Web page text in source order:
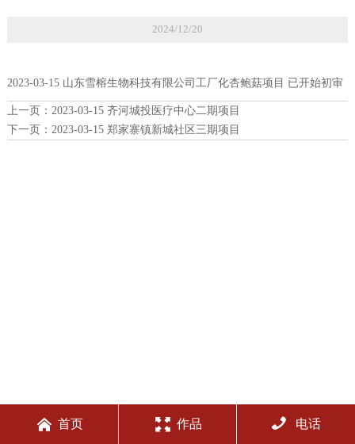
2024/12/20
2023-03-15 山东雪榕生物科技有限公司工厂化杏鲍菇项目 已开始初审
上一页： 2023-03-15 齐河城投医疗中心二期项目
下一页： 2023-03-15 郑家寨镇新城社区三期项目
 首页  作品  电话